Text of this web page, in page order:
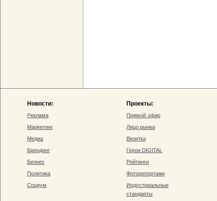
Новости:
Реклама
Маркетинг
Медиа
Брендинг
Бизнес
Политика
Социум
Проекты:
Прямой эфир
Лицо рынка
Визитка
Герои DIGITAL
Рейтинги
Фоторепортажи
Индустриальные
стандарты